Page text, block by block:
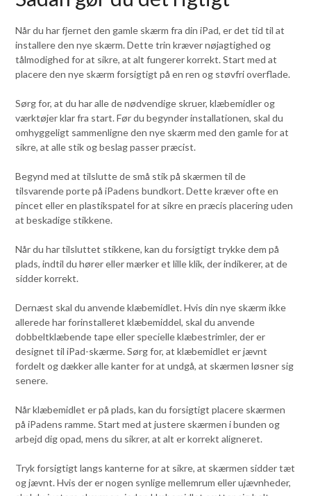
Når du har fjernet den gamle skærm fra din iPad, er det tid til at
installere den nye skærm. Dette trin kræver nøjagtighed og
tålmodighed for at sikre, at alt fungerer korrekt. Start med at
placere den nye skærm forsigtigt på en ren og støvfri overflade.
Sørg for, at du har alle de nødvendige skruer, klæbemidler og
værktøjer klar fra start. Før du begynder installationen, skal du
omhyggeligt sammenligne den nye skærm med den gamle for at
sikre, at alle stik og beslag passer præcist.
Begynd med at tilslutte de små stik på skærmen til de
tilsvarende porte på iPadens bundkort. Dette kræver ofte en
pincet eller en plastikspatel for at sikre en præcis placering uden
at beskadige stikkene.
Når du har tilsluttet stikkene, kan du forsigtigt trykke dem på
plads, indtil du hører eller mærker et lille klik, der indikerer, at de
sidder korrekt.
Dernæst skal du anvende klæbemidlet. Hvis din nye skærm ikke
allerede har forinstalleret klæbemiddel, skal du anvende
dobbeltklæbende tape eller specielle klæbestrimler, der er
designet til iPad-skærme. Sørg for, at klæbemidlet er jævnt
fordelt og dækker alle kanter for at undgå, at skærmen løsner sig
senere.
Når klæbemidlet er på plads, kan du forsigtigt placere skærmen
på iPadens ramme. Start med at justere skærmen i bunden og
arbejd dig opad, mens du sikrer, at alt er korrekt aligneret.
Tryk forsigtigt langs kanterne for at sikre, at skærmen sidder tæt
og jævnt. Hvis der er nogen synlige mellemrum eller ujævnheder,